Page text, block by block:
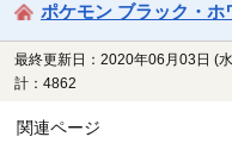
ポケモン ブラック・
最終更新日：2020年06月03日 (
計：4862
関連ページ